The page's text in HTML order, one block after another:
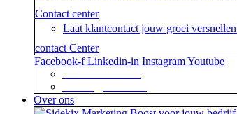
Contact center
Laat klantcontact jouw groei
contact Center
Facebook-f Linkedin-in InstagramYoutube
Over ons